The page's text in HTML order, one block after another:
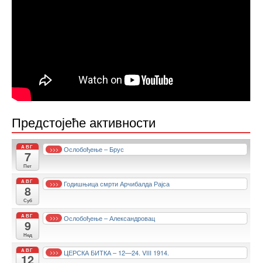
Предстојеће активности
АВГ
7
Пет
>>> Ослобођење – Брус
АВГ
8
Суб
>>> Годишњица смрти Арчибалда Рајса
АВГ
9
Нед
>>> Ослобођење – Александровац
АВГ >>> ЦЕРСКА БИТКА – 12—24. VIII 1914.